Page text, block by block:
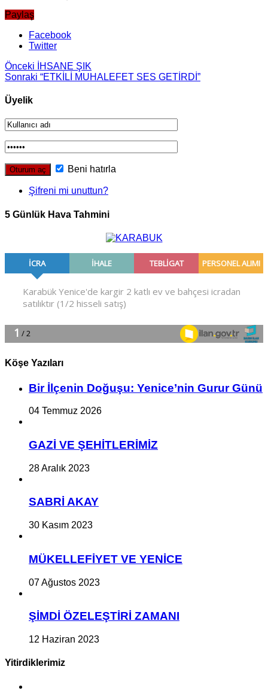
Paylaş
Facebook
Twitter
Önceki İHSANE ŞIK
Sonraki “ETKİLİ MUHALEFET SES GETİRDİ”
Üyelik
Beni hatırla
Şifreni mi unuttun?
5 Günlük Hava Tahmini
Köşe Yazıları
Bir İlçe­nin Do­ğu­şu: Ye­ni­ce’nin Gurur Günü
04 Temmuz 2026
GAZİ VE ŞEHİTLERİMİZ
28 Aralık 2023
SABRİ AKAY
30 Kasım 2023
MÜKELLEFİYET VE YENİCE
07 Ağustos 2023
ŞİMDİ ÖZELEŞTİRİ ZAMANI
12 Haziran 2023
Yitirdiklerimiz